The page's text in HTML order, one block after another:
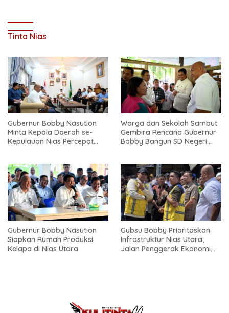
Tinta Nias
Gubernur Bobby Nasution
Minta Kepala Daerah se-
Kepulauan Nias Percepat
Warga dan Sekolah Sambut
Gembira Rencana Gubernur
Bobby Bangun SD Negeri
Gubernur Bobby Nasution
Siapkan Rumah Produksi
Kelapa di Nias Utara
Gubsu Bobby Prioritaskan
Infrastruktur Nias Utara,
Jalan Penggerak Ekonomi